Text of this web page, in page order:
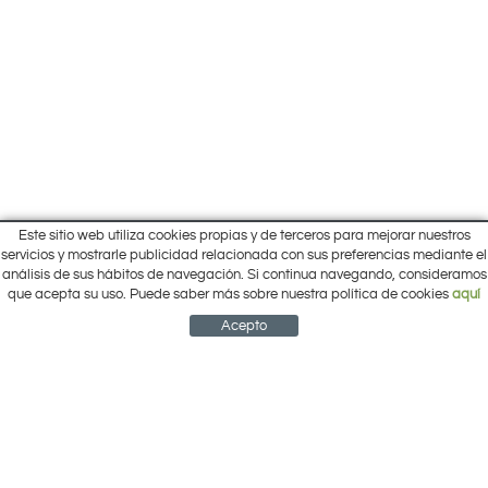
Inicio
Ofertas
Marcas
Pol. Cantalgallo Calle A Naves 10-12
ARACENA (Huelva)
959 12 63 64
info@electrobricogarden.com
CUENTA CESTA
Este sitio web utiliza cookies propias y de terceros para mejorar nuestros
servicios y mostrarle publicidad relacionada con sus preferencias mediante el
análisis de sus hábitos de navegación. Si continua navegando, consideramos
que acepta su uso. Puede saber más sobre nuestra política de cookies aquí
Acepto